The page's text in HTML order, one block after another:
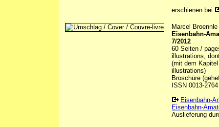
erschienen bei
Marcel
Eisenbahn-
7/2012
60 Seiten /
illustrations,
(mit dem
illustrations)
Broschüre
ISSN 0013-2764
Eisenbahn-
Eisenbahn-
Auslieferung